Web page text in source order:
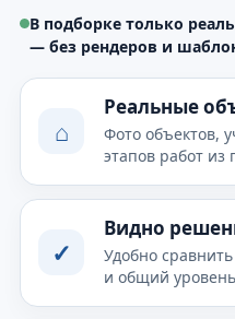
В подборке только
— без рендеров и
⌂
Реальные
Фото объектов,
этапов работ из
✓
Видно
Удобно
и общий